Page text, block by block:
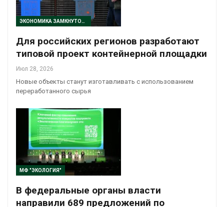
ЭКОНОМИКА ЗАМКНУТОГО ЦИКЛА
Для российских регионов разработают
типовой проект контейнерной площадки
Июл 28, 2026
Новые объекты станут изготавливать с использованием
переработанного сырья
МФ "ЭКОЛОГИЯ"
В федеральные органы власти
направили 689 предложений по